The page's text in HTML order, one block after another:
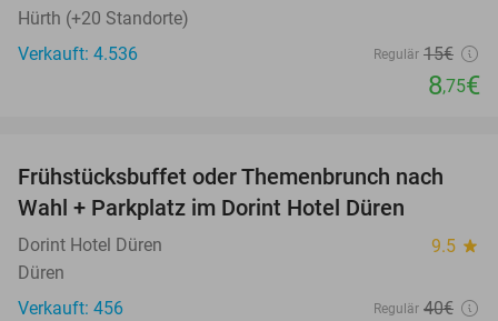
Hürth (+20 Standorte)
Verkauft: 4.536
Regulär 15€
8,75€
60%
Frühstücksbuffet oder Themenbrunch nach
Wahl + Parkplatz im Dorint Hotel Düren
Dorint Hotel Düren 9.5 star
Düren
Verkauft: 456
Regulär 40€